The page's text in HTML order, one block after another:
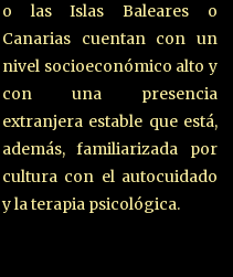
o las Islas Baleares o
Canarias cuentan con un
nivel socioeconómico alto y
con una presencia
extranjera estable que está,
además, familiarizada por
cultura con el autocuidado
y la terapia psicológica.